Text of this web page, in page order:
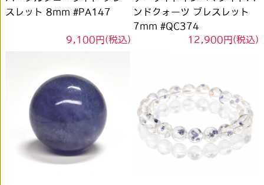
スレット 8mm #PA147
9,100円(税込)
ンドクォーツ ブレスレット
7mm #QC374
12,900円(税込)